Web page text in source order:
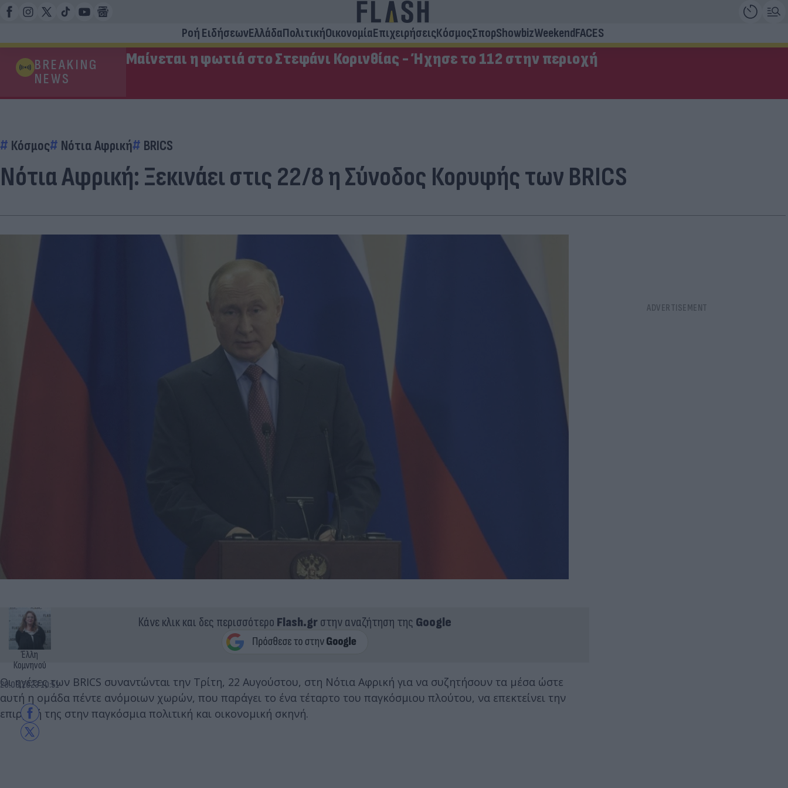
Ροή ΕιδήσεωνΕλλάδαΠολιτικήΟικονομίαΕπιχειρήσειςΚόσμοςΣπορShowbizWeekendFACES
BREAKING
NEWS
Μαίνεται η φωτιά στο Στεφάνι Κορινθίας - Ήχησε το 112 στην περιοχή
Κόσμος Νότια Αφρική BRICS
Νότια Αφρική: Ξεκινάει στις 22/8 η Σύνοδος Κορυφής των BRICS
Έλλη
Κομνηνού
20.08.2023 10:51
Κάνε κλικ και δες περισσότερο Flash.grστην αναζήτηση της Google
Οι ηγέτες των BRICS συναντώνται την Τρίτη, 22 Αυγούστου, στη Νότια Αφρική για να συζητήσουν τα μέσα ώστε
αυτή η ομάδα πέντε ανόμοιων χωρών, που παράγει το ένα τέταρτο του παγκόσμιου πλούτου, να επεκτείνει την
επιρροή της στην παγκόσμια πολιτική και οικονομική σκηνή.